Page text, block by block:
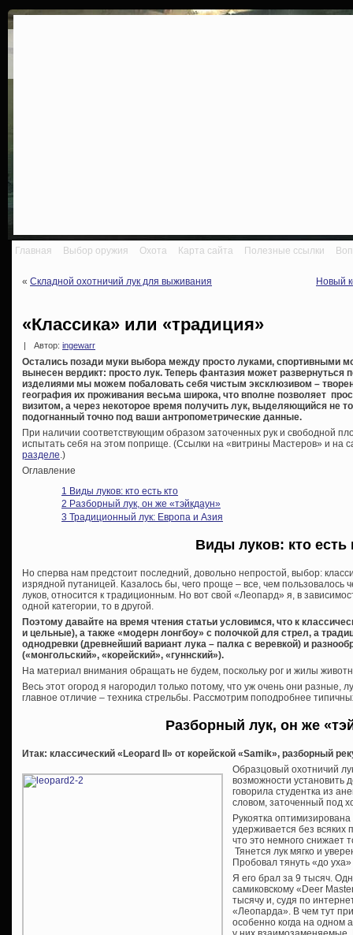
Главная Выбор оружия Охота Карта сайта Полезные ссылки
« Складной охотничий лук для выживания Новый
«Классика» или «традиция»
| Автор: ingewarr
Остались позади муки выбора между просто луками, спортивными
вынесен вердикт: просто лук. Теперь фантазия может
изделиями мы можем побаловать себя чистым эксклюзивом –
география их проживания весьма широка, что вполне позволяет
визитом, а через некоторое время получить лук, выделяющийся не
подогнанный точно под ваши антропометрические данные.
При наличии соответствующим образом заточенных рук и свободной
испытать себя на этом поприще. (Ссылки на «витрины Мастеров» и на
разделе .)
Оглавление
1 Виды луков: кто есть кто
2 Разборный лук, он же «тэйкдаун»
3 Традиционный лук: Европа и Азия
Виды луков: кто есть
Но сперва нам предстоит последний, довольно непростой, выбор:
изрядной путаницей. Казалось бы, чего проще – все, чем пользовалось
луков, относится к традиционным. Но вот свой «Леопард» я, в
одной категории, то в другой.
Поэтому давайте на время чтения статьи условимся, что к
и цельные), а также «модерн лонгбоу» с полочкой для стрел, а
однодревки (древнейший вариант лука – палка с веревкой) и
(«монгольский», «корейский», «гуннский»).
На материал внимания обращать не будем, поскольку рог и жилы
Весь этот огород я нагородил только потому, что уж очень они разные,
главное отличие – техника стрельбы. Рассмотрим поподробнее
Разборный лук, он же
Итак: классический «Leopard II» от корейской «Samik», разборный
Образцовый охотничий
возможности установить
говорила студентка из
словом, заточенный под
Рукоятка
удерживается без всяких
что это немного снижает
Тянется лук мягко и
Пробовал тянуть «до
Я его брал за 9 тысяч.
самиковскому «Deer
тысячу и, судя по
«Леопарда». В чем тут
особенно когда на одном